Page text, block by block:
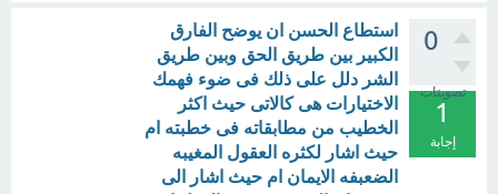
0
تصويتات
1
إجابة
استطاع الحسن ان يوضح الفارق
الكبير بين طريق الحق وبين طريق
الشر دلل على ذلك فى ضوء فهمك
الاختيارات هى كالاتى حيث اكثر
الخطيب من مطابقاته فى خطبته ام
حيث اشار لكثره العقول المغيبه
الضعبفه الايمان ام حيث اشار الى